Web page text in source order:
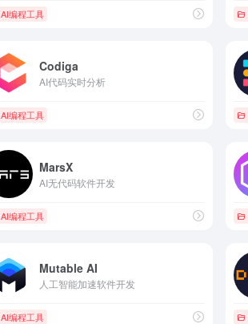
AI编程工具
Codiga
AI代码实时分析
AI编程工具
MarsX
AI无代码软件开发
AI编程工具
Mutable AI
人工智能加速软件开发
AI编程工具